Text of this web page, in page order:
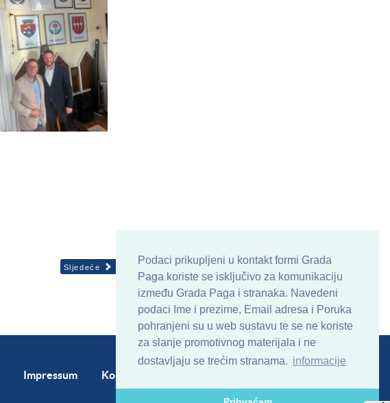
Podaci prikupljeni u kontakt formi Grada
Paga koriste se isključivo za komunikaciju
između Grada Paga i stranaka. Navedeni
podaci Ime i prezime, Email adresa i Poruka
pohranjeni su u web sustavu te se ne koriste
za slanje promotivnog materijala i ne
dostavljaju se trećim stranama. informacije
Sljedeće
Impressum Kontakt